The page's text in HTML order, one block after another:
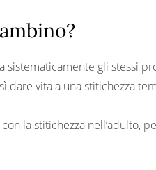
sistematicamente gli stessi
dare vita a una stitichezza
la stitichezza nell’adulto,